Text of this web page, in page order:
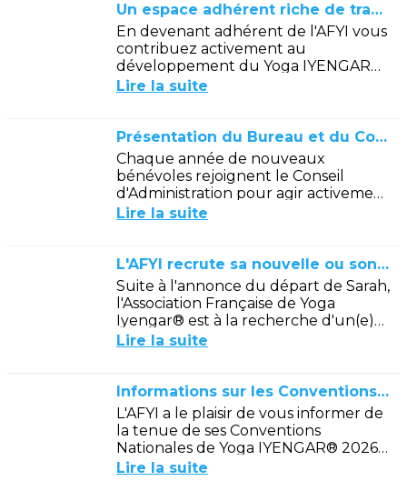
Un espace adhérent riche de traductions inédites
En devenant adhérent de l'AFYI vous
contribuez activement au
développement du Yoga IYENGAR®
et à la diffusion de son enseignement
Lire la suite
Présentation du Bureau et du Conseil d'Administration
Chaque année de nouveaux
bénévoles rejoignent le Conseil
d'Administration pour agir activement
au rayonnement de notre association
Lire la suite
L'AFYI recrute sa nouvelle ou son nouveau secrétaire
Suite à l'annonce du départ de Sarah,
l'Association Française de Yoga
Iyengar® est à la recherche d'un(e)
secrétaire / assistant(e)
Lire la suite
Informations sur les Conventions 2026 à Bourges
L'AFYI a le plaisir de vous informer de
la tenue de ses Conventions
Nationales de Yoga IYENGAR® 2026 à
Bourges.
Lire la suite